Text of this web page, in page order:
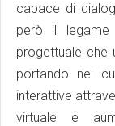
capace di
però il
progettuale che
portando nel
interattive
virtuale e